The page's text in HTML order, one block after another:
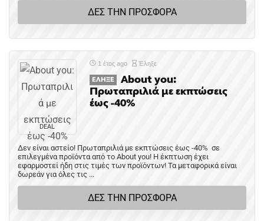
ΔΕΣ ΤΗΝ ΠΡΟΣΦΟΡΑ
DEAL
1 έτος ago Έληξε
ΈΛΗΞΕ
About you:
Πρωταπριλιά με εκπτώσεις
έως -40%
Δεν είναι αστείο! Πρωταπριλιά με εκπτώσεις έως -40% σε
επιλεγμένα προϊόντα από το About you! H έκπτωση έχει
εφαρμοστεί ήδη στις τιμές των προϊόντων! Τα μεταφορικά είναι
δωρεάν για όλες τις ...
ΔΕΣ ΤΗΝ ΠΡΟΣΦΟΡΑ